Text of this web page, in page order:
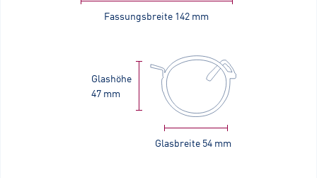
Fassungsbreite 142 mm
Glasbreite 54 mm
Glashöhe
47 mm